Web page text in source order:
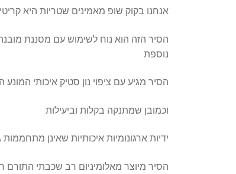
אנחנו בקוק שופ מאמינים שטריות היא
הסיר הזה הוא נוח לשימוש עם מסננת
נוספת
הסיר מגיע עם ציפוי נון סטיק איכותי
וכמובן שמתנקה בקלות וביעילות
ידיות ארגונומיות איכותיות שאינן
הסיר מיוצר מאלומיניום רב שכבתי התורם